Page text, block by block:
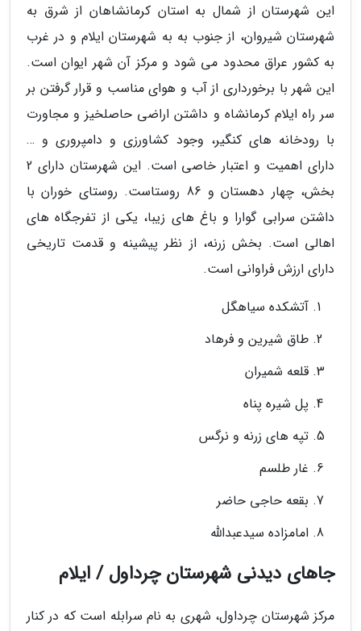
این شهرستان از شمال به استان کرمانشاهان از شرق به
شهرستان شیروان، از جنوب به به شهرستان ایلام و در غرب
به کشور عراق محدود می شود و مرکز آن شهر ایوان است.
این شهر با برخورداری از آب و هوای مناسب و قرار گرفتن بر
سر راه ایلام کرمانشاه و داشتن اراضی حاصلخیز و مجاورت
با رودخانه های کنگیر، وجود کشاورزی و دامپروری و …
دارای اهمیت و اعتبار خاصی است. این شهرستان دارای 2
بخش، چهار دهستان و 86 روستاست. روستای خوران با
داشتن سرابی گوارا و باغ های زیبا، یکی از تفرجگاه های
اهالی است. بخش زرنه، از نظر پیشینه و قدمت تاریخی
دارای ارزش فراوانی است.
آتشکده سیاهگل
طاق شیرین و فرهاد
قلعه شمیران
پل شیره پناه
تپه های زرنه و نرگس
غار طلسم
بقعه حاجی حاضر
امامزاده سیدعبدالله
جاهای دیدنی شهرستان چرداول / ایلام
مرکز شهرستان چرداول، شهری به نام سرابله است که در کنار